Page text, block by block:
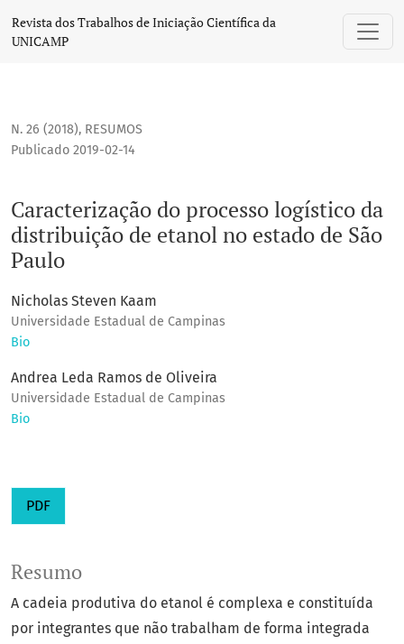
Caracterização do processo logístico da distribuição de
Revista dos Trabalhos de Iniciação Científica da
UNICAMP
N. 26 (2018), RESUMOS
Caracterização do processo logístico da
distribuição de etanol no estado de São
Paulo
Publicado 2019-02-14
Nicholas Steven Kaam
Universidade Estadual de Campinas
Bio
Andrea Leda Ramos de Oliveira
Universidade Estadual de Campinas
Bio
PDF
Resumo
A cadeia produtiva do etanol é complexa e constituída
por integrantes que não trabalham de forma integrada